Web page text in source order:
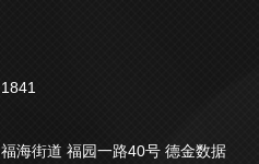
海街道 福园一路40号 德金数据